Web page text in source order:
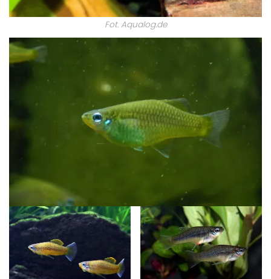
Fot. Aqualog.de